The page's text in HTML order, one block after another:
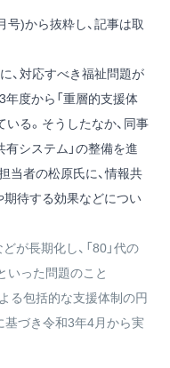
)から抜粋し、記事は取
、対応すべき福祉問題が
度から「重層的支援体
いる。そうしたなか、同事
有システム」の整備を進
当者の松原氏に、情報共
待する効果などについ
が長期化し、「80」代の
いった問題のこと
る包括的な支援体制の円
基づき令和3年4月から実